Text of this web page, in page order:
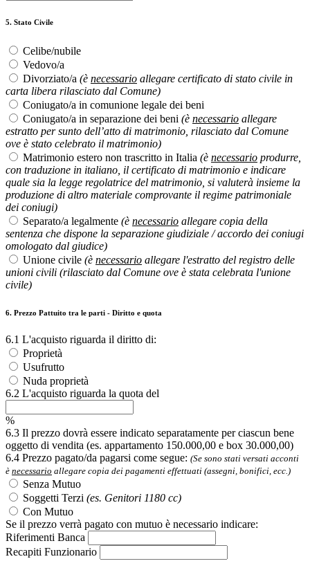
5. Stato Civile
Celibe/nubile
Vedovo/a
Divorziato/a (è necessario allegare certificato di stato civile in
carta libera rilasciato dal Comune)
Coniugato/a in comunione legale dei beni
Coniugato/a in separazione dei beni (è necessario allegare
estratto per sunto dell’atto di matrimonio, rilasciato dal Comune
ove è stato celebrato il matrimonio)
Matrimonio estero non trascritto in Italia (è necessario produrre,
con traduzione in italiano, il certificato di matrimonio e indicare
quale sia la legge regolatrice del matrimonio, si valuterà insieme la
produzione di altro materiale comprovante il regime patrimoniale
dei coniugi)
Separato/a legalmente (è necessario allegare copia della
sentenza che dispone la separazione giudiziale / accordo dei coniugi
omologato dal giudice)
Unione civile (è necessario allegare l'estratto del registro delle
unioni civili (rilasciato dal Comune ove è stata celebrata l'unione
civile)
6. Prezzo Pattuito tra le parti - Diritto e quota
6.1 L'acquisto riguarda il diritto di:
Proprietà
Usufrutto
Nuda proprietà
6.2 L'acquisto riguarda la quota del
%
6.3 Il prezzo dovrà essere indicato separatamente per ciascun bene
oggetto di vendita (es. appartamento 150.000,00 e box 30.000,00)
6.4 Prezzo pagato/da pagarsi come segue: (Se sono stati versati acconti
è necessario allegare copia dei pagamenti effettuati (assegni, bonifici, ecc.)
Senza Mutuo
Soggetti Terzi (es. Genitori 1180 cc)
Con Mutuo
Se il prezzo verrà pagato con mutuo è necessario indicare:
Riferimenti Banca
Recapiti Funzionario